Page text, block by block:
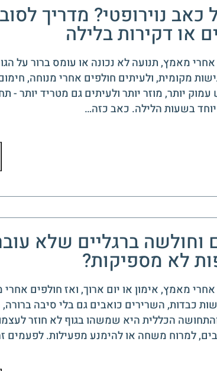
כאב נוירופטי? מדריך
או דקירות בלילה
מאמץ, תנועה לא נכונה או עומס ברור על
מקומית, ולעיתים חולפים אחרי מנוחה,
יותר, מוזר יותר ולעיתים גם מטריד יותר -
בשעות הלילה. כאב כזה…
וחולשה ברגליים שלא
לא מספיקות?
מאמץ, אימון או יום ארוך, ואז חולפים
כבדות, השרירים כואבים גם בלי סיבה
הכללית היא שמשהו בגוף לא חוזר
למרוח משחה או להימנע מפעילות. לפעמים